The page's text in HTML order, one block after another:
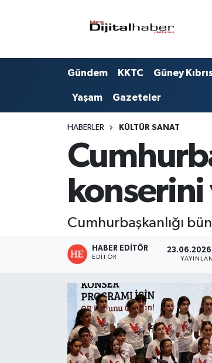
Gündem KKTC Güney
Yaşam Gazeteler
HABERLER KÜLTÜR SANAT
Cumhurbaşkanlığı
HABER EDITÖR
EDITÖR
23.06.2026
Trafik Durumu
Süper Lig Puan Durumu ve Fikstür
Son Dakika Haberleri
Haber Arşivi